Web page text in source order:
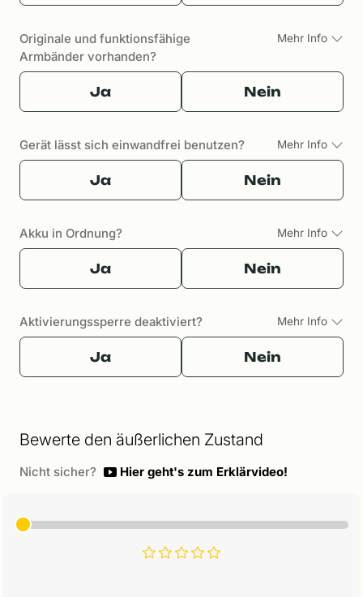
Originale und funktionsfähige
Armbänder vorhanden?
Mehr Info
Ja Nein
Gerät lässt sich einwandfrei benutzen? Mehr Info
Ja Nein
Akku in Ordnung? Mehr Info
Ja Nein
Aktivierungssperre deaktiviert? Mehr Info
Ja Nein
Bewerte den äußerlichen Zustand
Nicht sicher? Hier geht's zum Erklärvideo!